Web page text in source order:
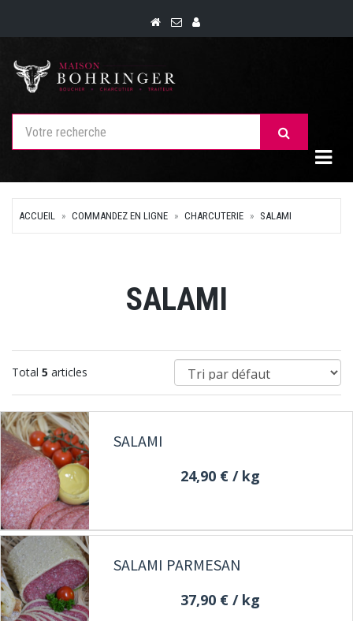
ACCUEIL COMMANDEZ EN LIGNE CHARCUTERIE SALAMI
SALAMI
Total 5 articles
SALAMI
24,90 € / kg
SALAMI PARMESAN
37,90 € / kg